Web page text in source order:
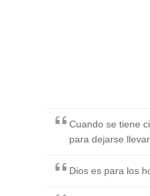
Cuando se tiene
para dejarse
Dios es para los